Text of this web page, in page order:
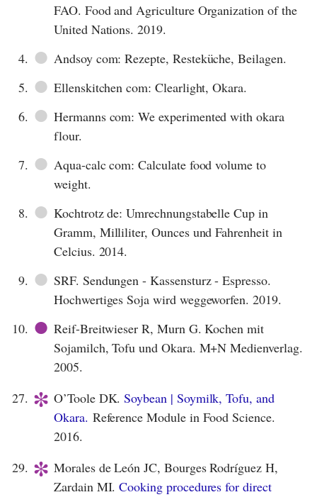
FAO. Food and Agriculture Organization of the
United Nations. 2019.
4. ● Andsoy com: Rezepte, Resteküche, Beilagen.
5. ● Ellenskitchen com: Clearlight, Okara.
6. ● Hermanns com: We experimented with okara
flour.
7. ● Aqua-calc com: Calculate food volume to
weight.
8. ● Kochtrotz de: Umrechnungstabelle Cup in
Gramm, Milliliter, Ounces und Fahrenheit in
Celcius. 2014.
9. ● SRF. Sendungen - Kassensturz - Espresso.
Hochwertiges Soja wird weggeworfen. 2019.
10. ● Reif-Breitwieser R, Murn G. Kochen mit
Sojamilch, Tofu und Okara. M+N Medienverlag.
2005.
27. * O’Toole DK.Soybean | Soymilk, Tofu, and
Okara. Reference Module in Food Science.
2016.
29. * Morales de León JC, Bourges Rodríguez H,
Zardain MI.Cooking procedures for direct